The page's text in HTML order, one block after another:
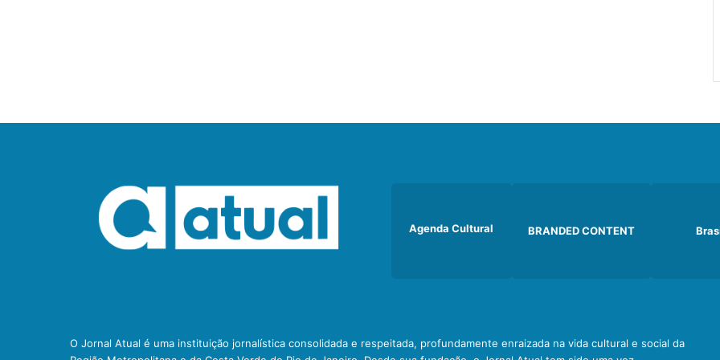
Agenda Cultural BRANDED CONTENT
O Jornal Atual é uma instituição jornalística consolidada e respeitada, profundamente enraizada na vida cultural e social da